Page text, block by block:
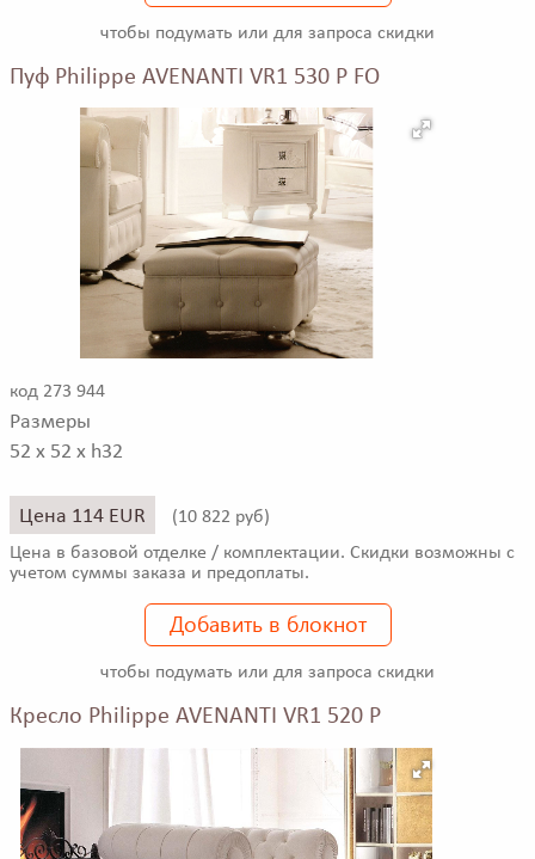
чтобы подумать или для запроса скидки
Пуф Philippe AVENANTI VR1 530 P FO
код 273 944
Размеры
52 x 52 x h32
Цена 114 EUR (10 822 руб)
Цена в базовой отделке / комплектации. Скидки возможны с
учетом суммы заказа и предоплаты.
Добавить в блокнот
чтобы подумать или для запроса скидки
Кресло Philippe AVENANTI VR1 520 P